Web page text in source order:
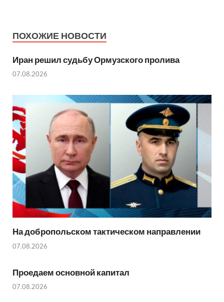
ПОХОЖИЕ НОВОСТИ
Иран решил судьбу Ормузского пролива
07.08.2026
На добропольском тактическом направлении
07.08.2026
Проедаем основной капитал
07.08.2026